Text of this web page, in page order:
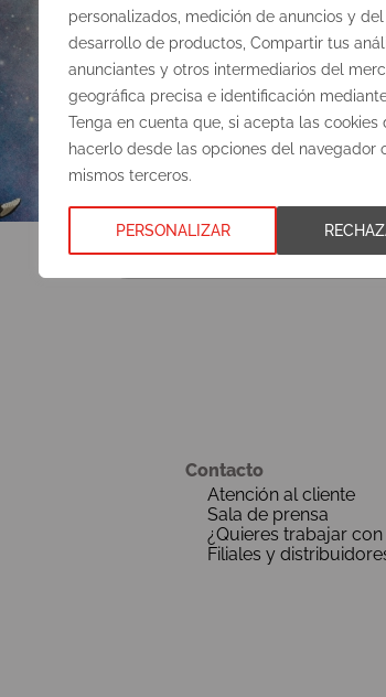
personalizados, medición de anuncios y
desarrollo de productos, Compartir tus
anunciantes y otros intermediarios del
geográfica precisa e identificación
Tenga en cuenta que, si acepta las
hacerlo desde las opciones del navegador
mismos terceros.
PERSONALIZAR
Libros infantiles y
Contacto
Atención al cliente
Sala de prensa
¿Quieres trabajar
Filiales y